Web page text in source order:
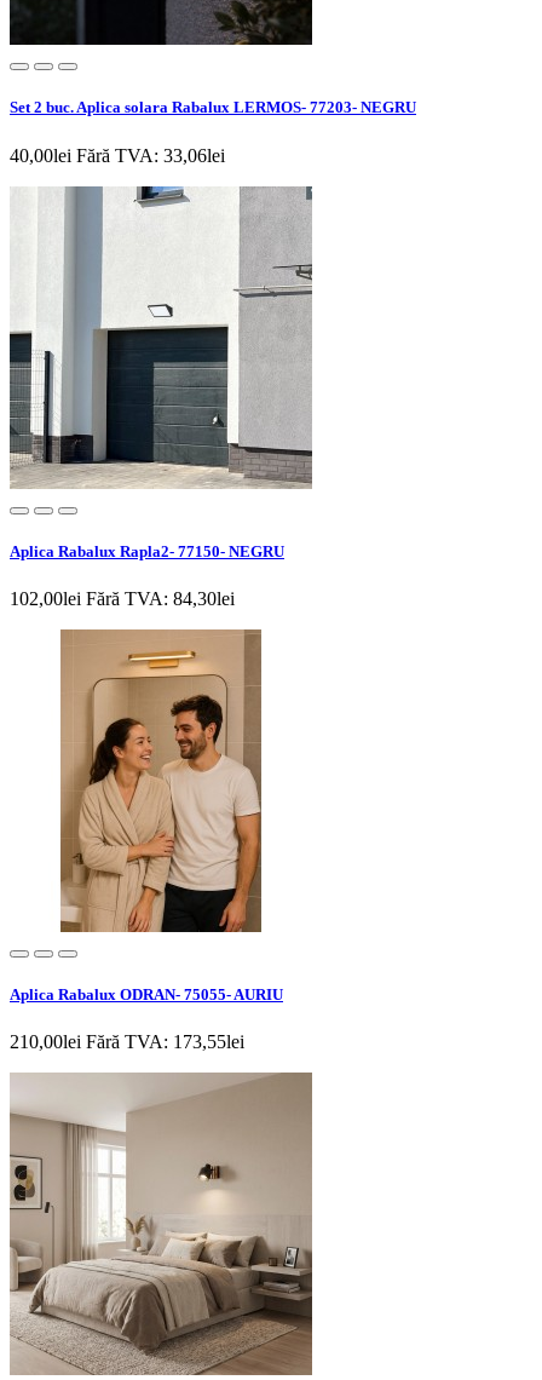
Set 2 buc. Aplica solara Rabalux LERMOS- 77203- NEGRU
40,00lei Fără TVA: 33,06lei
Aplica Rabalux Rapla2- 77150- NEGRU
102,00lei Fără TVA: 84,30lei
Aplica Rabalux ODRAN- 75055- AURIU
210,00lei Fără TVA: 173,55lei